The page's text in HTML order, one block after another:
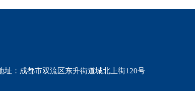
址：成都市双流区东升街道城北上街120号